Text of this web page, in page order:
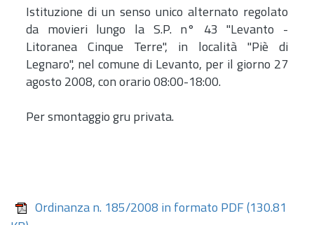
Istituzione di un senso unico alternato regolato
da movieri lungo la S.P. n° 43 "Levanto -
Litoranea Cinque Terre", in località "Piè di
Legnaro", nel comune di Levanto, per il giorno 27
agosto 2008, con orario 08:00-18:00.
Per smontaggio gru privata.
Ordinanza n. 185/2008 in formato PDF (130.81